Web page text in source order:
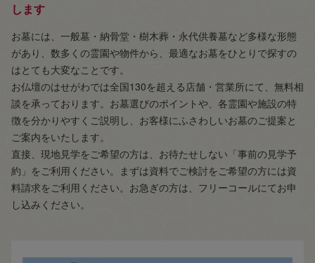
します
お墓には、一般墓・納骨堂・樹木葬・永代供養墓など多様な形態
があり、数多くの霊園や物件から、最適なお墓をひとりで探すの
はとても大変なことです。
お仏壇のはせがわでは全国130を超える店舗・営業所にて、無料相
談を承っております。お墓選びのポイントや、各霊園や施設の特
徴を分かりやすくご説明し、お客様にふさわしいお墓のご提案と
ご案内をいたします。
直接、現地見学をご希望の方は、お待たせしない「事前の見学予
約」をご利用ください。まずは資料でご検討をご希望の方には資
料請求をご利用ください。お急ぎの方は、フリーコールにてお申
し込みください。